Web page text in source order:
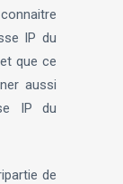
IP du
que ce
aussi
IP du
de